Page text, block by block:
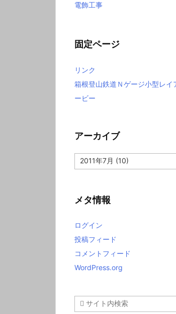
電飾工事
固定ページ
リンク
箱根登山鉄道Ｎゲージ小型レイ
ービー
アーカイブ
ア
ー
ブ
メタ情報
ログイン
投稿フィード
コメントフィード
WordPress.org